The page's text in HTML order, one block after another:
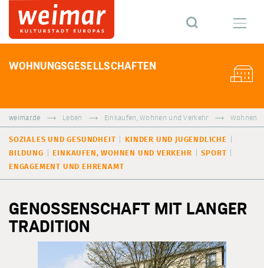
WOHNUNGSGESELLSCHAFTEN
weimar.de Leben Einkaufen, Wohnen und Verkehr Wohnen
SOZIALES UND GESUNDHEIT
KINDER UND JUGENDLICHE
BILDUNG
EINKAUFEN, WOHNEN UND VERKEHR
SPORT
ENGAGEMENT UND EHRENAMT
GENOSSENSCHAFT MIT LANGER
TRADITION